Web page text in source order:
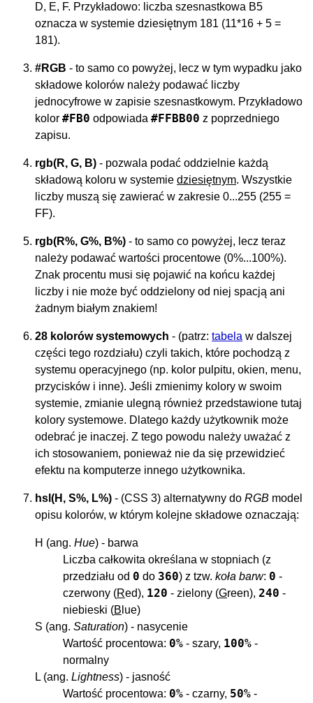
D, E, F. Przykładowo: liczba szesnastkowa B5
oznacza w systemie dziesiętnym 181 (11*16 + 5 =
181).
#RGB - to samo co powyżej, lecz w tym wypadku jako
składowe kolorów należy podawać liczby
jednocyfrowe w zapisie szesnastkowym. Przykładowo
kolor #FB0 odpowiada #FFBB00 z poprzedniego
zapisu.
rgb(R, G, B) - pozwala podać oddzielnie każdą
składową koloru w systemie dziesiętnym. Wszystkie
liczby muszą się zawierać w zakresie 0...255 (255 =
FF).
rgb(R%, G%, B%) - to samo co powyżej, lecz teraz
należy podawać wartości procentowe (0%...100%).
Znak procentu musi się pojawić na końcu każdej
liczby i nie może być oddzielony od niej spacją ani
żadnym białym znakiem!
28 kolorów systemowych - (patrz: tabela w dalszej
części tego rozdziału) czyli takich, które pochodzą z
systemu operacyjnego (np. kolor pulpitu, okien, menu,
przycisków i inne). Jeśli zmienimy kolory w swoim
systemie, zmianie ulegną również przedstawione tutaj
kolory systemowe. Dlatego każdy użytkownik może
odebrać je inaczej. Z tego powodu należy uważać z
ich stosowaniem, ponieważ nie da się przewidzieć
efektu na komputerze innego użytkownika.
hsl(H, S%, L%) - (CSS 3) alternatywny do RGB model
opisu kolorów, w którym kolejne składowe oznaczają:
H (ang. Hue) - barwa
Liczba całkowita określana w stopniach (z
przedziału od 0 do 360) z tzw. koła barw: 0 -
czerwony (Red), 120 - zielony (Green), 240 -
niebieski (B lue)
S (ang. Saturation) - nasycenie
Wartość procentowa: 0% - szary, 100% -
normalny
L (ang. Lightness) - jasność
Wartość procentowa: 0% - czarny, 50% -